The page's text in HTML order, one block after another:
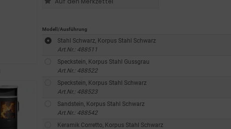
Modell/Ausführung
Stahl Schwarz, Korpus Stahl Schwarz
Art.Nr.: 488511
Speckstein, Korpus Stahl Gussgrau
Art.Nr.: 488522
Speckstein, Korpus Stahl Schwarz
Art.Nr.: 488523
Sandstein, Korpus Stahl Schwarz
Art.Nr.: 488542
Keramik Corretto, Korpus Stahl Schwarz